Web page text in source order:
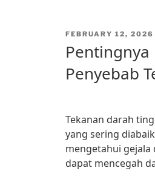
POSTED
FEBRUARY 12, 2026
Penyebab
Tekanan darah
yang sering
mengetahui
dapat mencegah